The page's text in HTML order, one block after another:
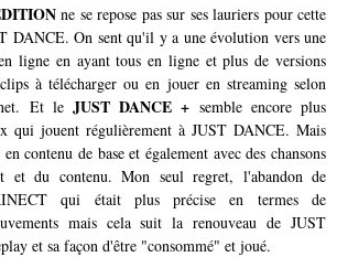
ne se repose pas sur ses lauriers pour cette
DANCE. On sent qu'il y a une évolution vers une
ligne en ayant tous en ligne et plus de versions
à télécharger ou en jouer en streaming selon
Et le JUST DANCE + semble encore plus
qui jouent régulièrement à JUST DANCE. Mais
contenu de base et également avec des chansons
et du contenu. Mon seul regret, l'abandon de
qui était plus précise en termes de
mais cela suit la renouveau de JUST
et sa façon d'être "consommé" et joué.